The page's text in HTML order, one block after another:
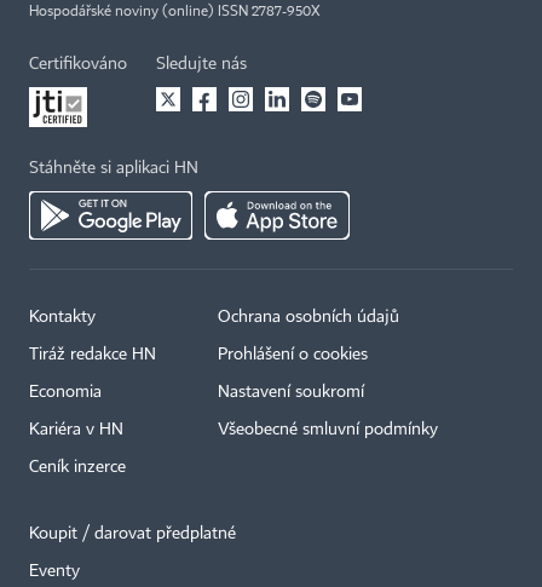
Hospodářské noviny (online) ISSN 2787-950X
Certifikováno Sledujte nás
Stáhněte si aplikaci HN
Kontakty
Tiráž redakce HN
Economia
Kariéra v HN
Ceník inzerce
Ochrana osobních údajů
Prohlášení o cookies
Nastavení soukromí
Všeobecné smluvní podmínky
Koupit / darovat předplatné
Eventy